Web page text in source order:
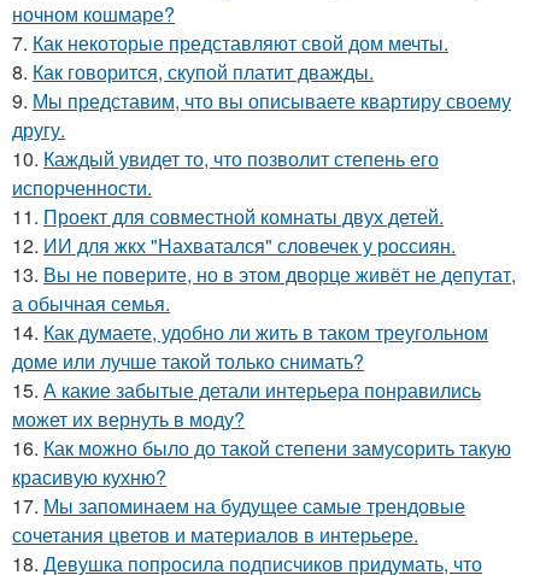
ночном кошмаре?
7. Как некоторые представляют свой дом мечты.
8. Как говорится, скупой платит дважды.
9. Мы представим, что вы описываете квартиру своему
другу.
10. Каждый увидет то, что позволит степень его
испорченности.
11. Проект для совместной комнаты двух детей.
12. ИИ для жкх "Нахватался" словечек у россиян.
13. Вы не поверите, но в этом дворце живёт не депутат,
а обычная семья.
14. Как думаете, удобно ли жить в таком треугольном
доме или лучше такой только снимать?
15. А какие забытые детали интерьера понравились
может их вернуть в моду?
16. Как можно было до такой степени замусорить такую
красивую кухню?
17. Мы запоминаем на будущее самые трендовые
сочетания цветов и материалов в интерьере.
18. Девушка попросила подписчиков придумать, что